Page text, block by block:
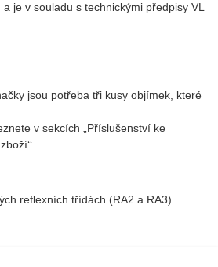
je v souladu s technickými předpisy VL
jsou potřeba tři kusy objímek, které
v sekcích „Příslušenství ke
reflexních třídách (RA2 a RA3).